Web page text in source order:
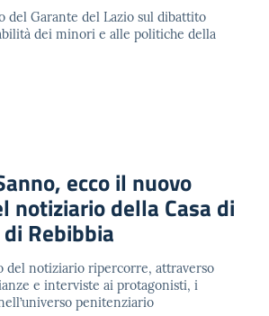
del Garante del Lazio sul dibattito
dei minori e alle politiche della
ecco il nuovo
notiziario della Casa di
Rebibbia
del notiziario ripercorre, attraverso
e interviste ai protagonisti, i
penitenziario